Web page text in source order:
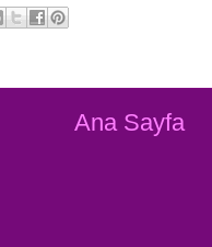
Ana Sayfa